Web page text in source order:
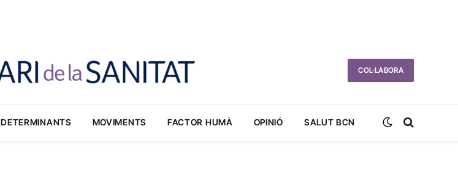
COL·LABORA
DETERMINANTS MOVIMENTS FACTOR HUMÀ OPINIÓ SALUT BCN